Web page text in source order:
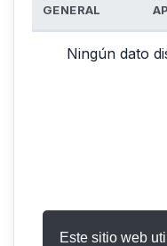
Este sitio web
GENERAL
Ningún dato